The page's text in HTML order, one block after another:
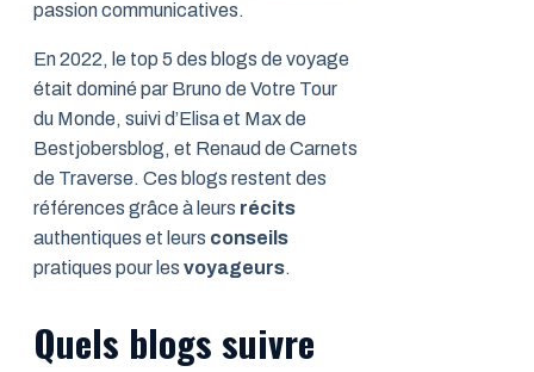
passion communicatives.
En 2022, le top 5 des blogs de voyage
était dominé par Bruno de Votre Tour
du Monde, suivi d’Elisa et Max de
Bestjobersblog, et Renaud de Carnets
de Traverse. Ces blogs restent des
références grâce à leurs récits
authentiques et leurs conseils
pratiques pour les voyageurs.
Quels blogs suivre